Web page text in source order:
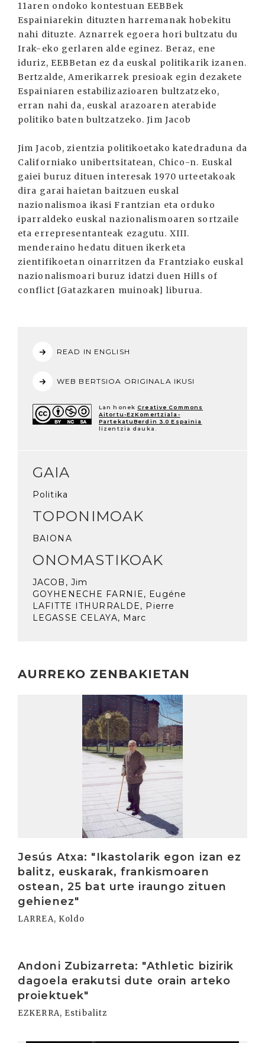
11aren ondoko kontestuan EEBBek
Espainiarekin dituzten harremanak hobekitu
nahi dituzte. Aznarrek egoera hori bultzatu du
Irak-eko gerlaren alde eginez. Beraz, ene
iduriz, EEBBetan ez da euskal politikarik izanen.
Bertzalde, Amerikarrek presioak egin dezakete
Espainiaren estabilizazioaren bultzatzeko,
erran nahi da, euskal arazoaren aterabide
politiko baten bultzatzeko. Jim Jacob
Jim Jacob, zientzia politikoetako katedraduna da
Californiako unibertsitatean, Chico-n. Euskal
gaiei buruz dituen interesak 1970 urteetakoak
dira garai haietan baitzuen euskal
nazionalismoa ikasi Frantzian eta orduko
iparraldeko euskal nazionalismoaren sortzaile
eta errepresentanteak ezagutu. XIII.
menderaino hedatu dituen ikerketa
zientifikoetan oinarritzen da Frantziako euskal
nazionalismoari buruz idatzi duen Hills of
conflict [Gatazkaren muinoak] liburua.
READ IN ENGLISH
WEB BERTSIOA ORIGINALA IKUSI
Lan honek Creative Commons
Aitortu-EzKomertziala-
PartekatuBerdin 3.0 Espainia
lizentzia dauka.
GAIA
Politika
TOPONIMOAK
BAIONA
ONOMASTIKOAK
JACOB, Jim
GOYHENECHE FARNIE, Eugéne
LAFITTE ITHURRALDE, Pierre
LEGASSE CELAYA, Marc
AURREKO ZENBAKIETAN
Jesús Atxa: "Ikastolarik egon izan ez
balitz, euskarak, frankismoaren
ostean, 25 bat urte iraungo zituen
gehienez"
LARREA, Koldo
Andoni Zubizarreta: "Athletic bizirik
dagoela erakutsi dute orain arteko
proiektuek"
EZKERRA, Estibalitz